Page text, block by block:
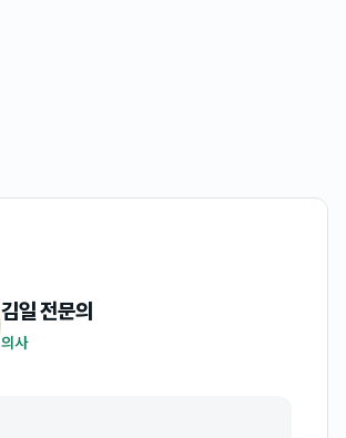
김일전문의
의사